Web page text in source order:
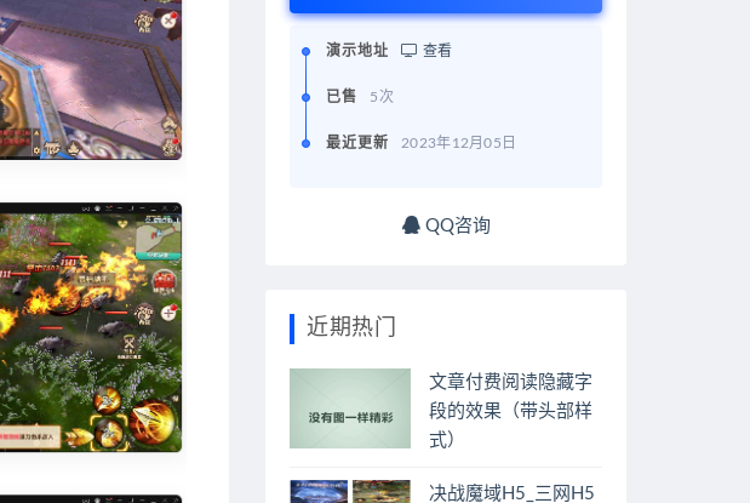
演示地址 查看
已售 5次
最近更新 2023年12月05日
QQ咨询
近期热门
文章付费阅读隐藏字
段的效果（带头部样
式）
决战魔域H5_三网H5